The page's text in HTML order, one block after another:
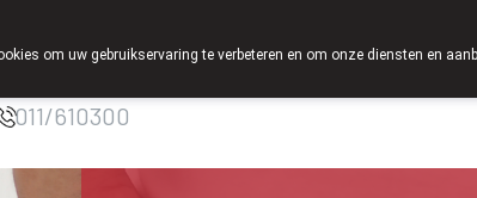
Meysen
011/610300
om uw gebruikservaring te verbeteren en om onze diensten en